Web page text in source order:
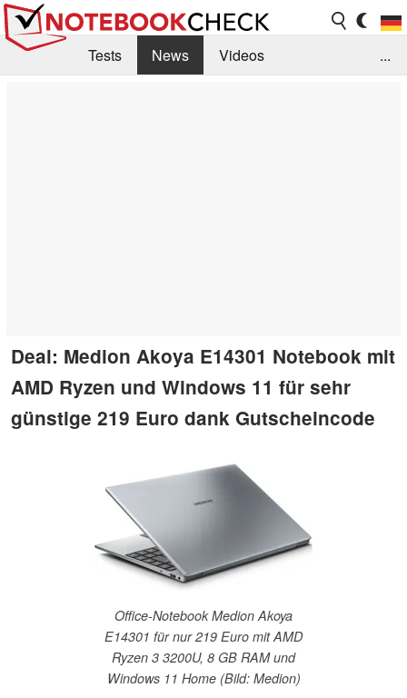
Tests News
Videos
...
Deal: Medion Akoya E14301 Notebook mit
AMD Ryzen und Windows 11 für sehr
günstige 219 Euro dank Gutscheincode
Office-Notebook Medion Akoya
E14301 für nur 219 Euro mit AMD
Ryzen 3 3200U, 8 GB RAM und
Windows 11 Home (Bild: Medion)